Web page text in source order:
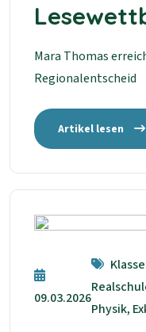
Mara Thomas
Regionalentscheid
Artikel lesen
09.03.2026
Physik,